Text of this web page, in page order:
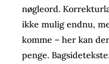
nøgleord.
ikke mulig endnu,
komme – her kan
penge.